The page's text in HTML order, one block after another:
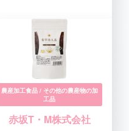
農産加工食品 / その他の農産物の加
工品
赤坂T・M株式会社